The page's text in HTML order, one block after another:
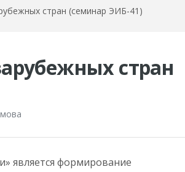
стран (семинар ЭИБ-41)
стран
является формирование